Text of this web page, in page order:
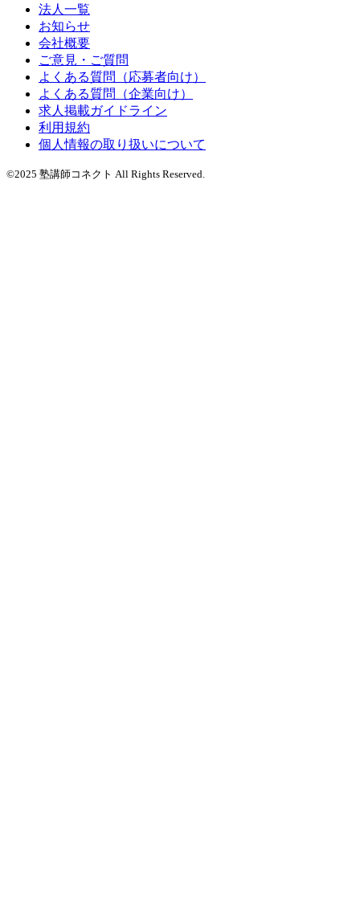
法人一覧
お知らせ
会社概要
ご意見・ご質問
よくある質問（応募者向け）
よくある質問（企業向け）
求人掲載ガイドライン
利用規約
個人情報の取り扱いについて
©2025 塾講師コネクト All Rights Reserved.